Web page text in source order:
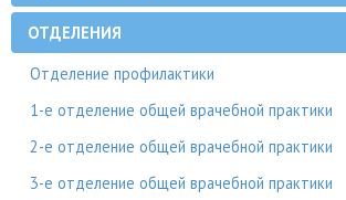
ОТДЕЛЕНИЯ
Отделение профилактики
1-е отделение общей врачебной практики
2-е отделение общей врачебной практики
3-е отделение общей врачебной практики